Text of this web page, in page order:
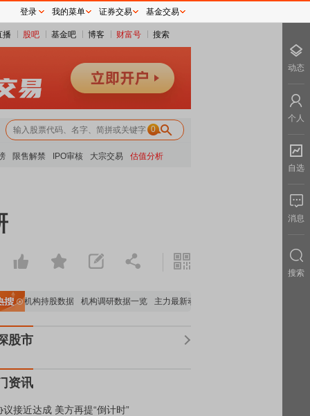
播 股吧 基金吧 博客 财富号 搜索
0
限售解禁 IPO审核 大宗交易 估值分析
要机构持股数据 机构调研数据一览 主力最新动向
股市
资讯
议接近达成 美方再提“倒计时”
登录 我的菜单 证券交易 基金交易
动态
个人
自选
消息
搜索